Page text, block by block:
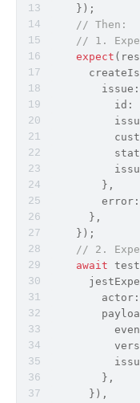
    });
// Then:
// 1.
expect
issue:
id :
        },
        error:
      },
    });
// 2.
await
        },
      }),